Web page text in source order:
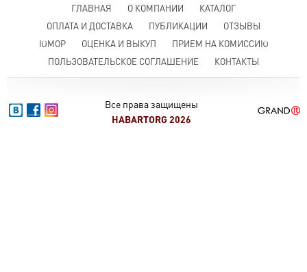
ГЛАВНАЯ О КОМПАНИИ
КАТАЛОГ
ОПЛАТА И ДОСТАВКА
ПУБЛИКАЦИИ
ОТЗЫВЫ
ЮМОР
ОЦЕНКА И ВЫКУП
ПРИЕМ НА КОМИССИЮ
ПОЛЬЗОВАТЕЛЬСКОЕ СОГЛАШЕНИЕ
КОНТАКТЫ
Все права защищены
HABARTORG 2026